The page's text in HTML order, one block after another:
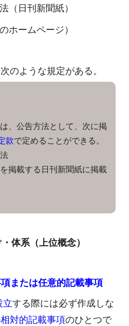
（日刊新聞紙）
ホームページ）
のような規定がある。
は、公告方法として、次に掲
款で定めることができる。
掲載する日刊新聞紙に掲載
体系（上位概念）
または任意的記載事項
立する際には必ず作成しな
相対的記載事項のひとつで